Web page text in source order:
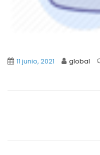
11 junio, 2021 global